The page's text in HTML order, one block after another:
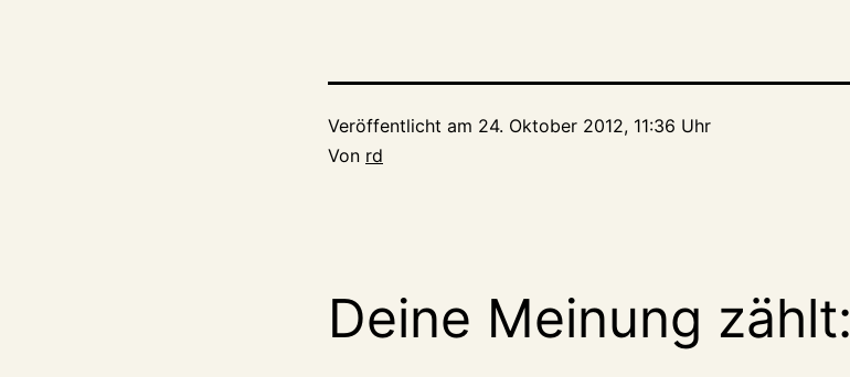
Veröffentlicht am 24. Oktober 2012, 11:36 Uhr
Von rd
Deine Meinung zählt: